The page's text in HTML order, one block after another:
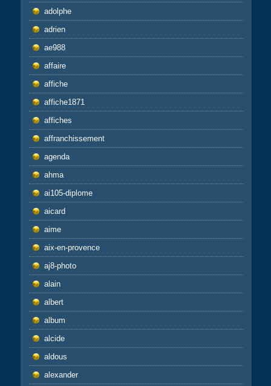
adolphe
adrien
ae988
affaire
affiche
affiche1871
affiches
affranchissement
agenda
ahma
ai105-diplome
aicard
aime
aix-en-provence
aj8-photo
alain
albert
album
alcide
aldous
alexander